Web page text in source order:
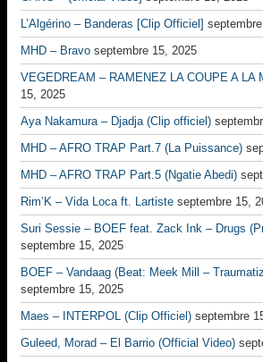
L’Algérino – Banderas [Clip Officiel]
MHD – Bravo septembre 15, 2025
VEGEDREAM – RAMENEZ LA COUPE A LA
15, 2025
Aya Nakamura – Djadja (Clip officiel)
MHD – AFRO TRAP Part.7 (La Puissance)
MHD – AFRO TRAP Part.5 (Ngatie Abedi)
Rim’K – Vida Loca ft. Lartiste septembre 15,
Suri Sessie – BOEF feat. Zack Ink – Drugs
septembre 15, 2025
BOEF – Vandaag (Beat: Meek Mill –
septembre 15, 2025
Maes – INTERPOL (Clip Officiel) septembre
Guleed, Morad – El Barrio (Official Video)